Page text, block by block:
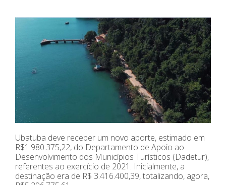
Ubatuba deve receber um novo aporte, estimado em
R$1.980.375,22, do Departamento de Apoio ao
Desenvolvimento dos Municípios Turísticos (Dadetur),
referentes ao exercício de 2021. Inicialmente, a
destinação era de R$ 3.416.400,39, totalizando, agora,